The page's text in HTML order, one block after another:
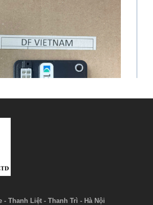
- Thanh Liệt - Thanh Trì - Hà Nội